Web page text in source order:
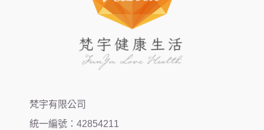
梵宇有限公司
統一編號：42854211